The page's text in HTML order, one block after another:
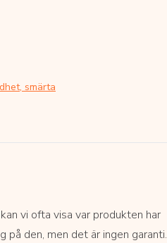
smärta
vi ofta visa var produkten har
på den, men det är ingen garanti.